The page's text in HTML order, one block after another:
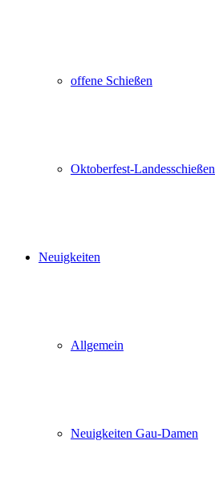
offene Schießen
Oktoberfest-Landesschießen
Neuigkeiten
Allgemein
Neuigkeiten Gau-Damen